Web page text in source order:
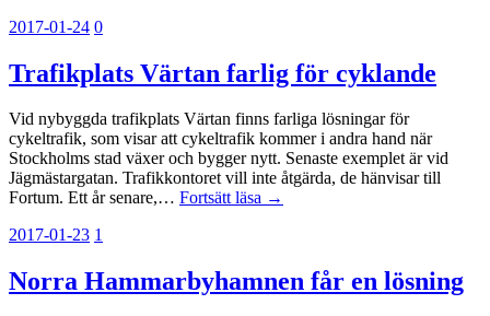
2017-01-24 0
Trafikplats Värtan farlig för cyklande
Vid nybyggda trafikplats Värtan finns farliga lösningar för
cykeltrafik, som visar att cykeltrafik kommer i andra hand när
Stockholms stad växer och bygger nytt. Senaste exemplet är vid
Jägmästargatan. Trafikkontoret vill inte åtgärda, de hänvisar till
Fortum. Ett år senare,… Fortsätt läsa →
2017-01-23 1
Norra Hammarbyhamnen får en lösning